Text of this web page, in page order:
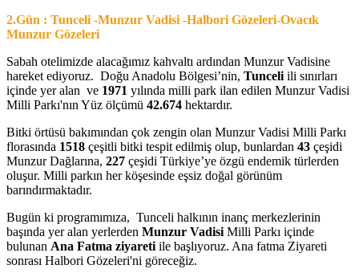
2.Gün : Tunceli -Munzur Vadisi -Halbori Gözeleri-Ovacık
Munzur Gözeleri
Sabah otelimizde alacağımız kahvaltı ardından Munzur Vadisine
hareket ediyoruz. Doğu Anadolu Bölgesi’nin, Tunceli ili sınırları
içinde yer alan ve 1971 yılında milli park ilan edilen Munzur Vadisi
Milli Parkı'nın Yüz ölçümü 42.674 hektardır.
Bitki örtüsü bakımından çok zengin olan Munzur Vadisi Milli Parkı
florasında 1518 çeşitli bitki tespit edilmiş olup, bunlardan 43 çeşidi
Munzur Dağlarına, 227 çeşidi Türkiye’ye özgü endemik türlerden
oluşur. Milli parkın her köşesinde eşsiz doğal görünüm
barındırmaktadır.
Bugün ki programımıza, Tunceli halkının inanç merkezlerinin
başında yer alan yerlerden Munzur Vadisi Milli Parkı içinde
bulunan Ana Fatma ziyareti ile başlıyoruz. Ana fatma Ziyareti
sonrası Halbori Gözeleri'ni göreceğiz.